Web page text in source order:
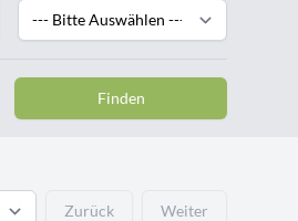
Finden
Zurück Weiter